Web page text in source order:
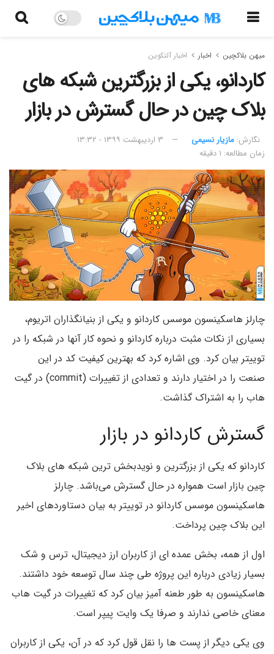
میهن بلاکچین اخبار اخبار آلتکوین
کاردانو، یکی از بزرگترین شبکه های
بلاک چین در حال گسترش در بازار
نگارش:‌ مازیار نسیمی
۳ اردیبهشت ۱۳۹۹ - ۱۳:۳۲
زمان مطالعه: ۱ دقیقه
چارلز هاسکینسون موسس کاردانو و یکی از بنیانگذاران اتریوم،
بسیاری از نکات مثبت درباره کاردانو و نحوه کار آنها در شبکه را در
توییتر بیان کرد. وی اشاره کرد که بهترین کیفیت کد در این
صنعت را در اختیار دارند و تعدادی از تغییرات (commit) در گیت
هاب را به اشتراک گذاشت.
گسترش کاردانو در بازار
کاردانو که یکی از بزرگترین و نویدبخش ترین شبکه های بلاک
چین بازار است همواره در حال گسترش می‌باشد. چارلز
هاسکینسون موسس کاردانو در توییتر به بیان دستاوردهای اخیر
این بلاک چین پرداخت.
اول از همه، بخش عمده ای از کاربران ارز دیجیتال، ترس و شک
بسیار زیادی درباره این پروژه طی چند سال توسعه خود داشتند.
هاسکینسون به طور طعنه آمیز بیان کرد که تغییرات در گیت هاب
معنای خاصی ندارند و صرفا یک وایت پیپر است.
وی یکی دیگر از پست ها را نقل قول کرد که در آن، یکی از کاربران